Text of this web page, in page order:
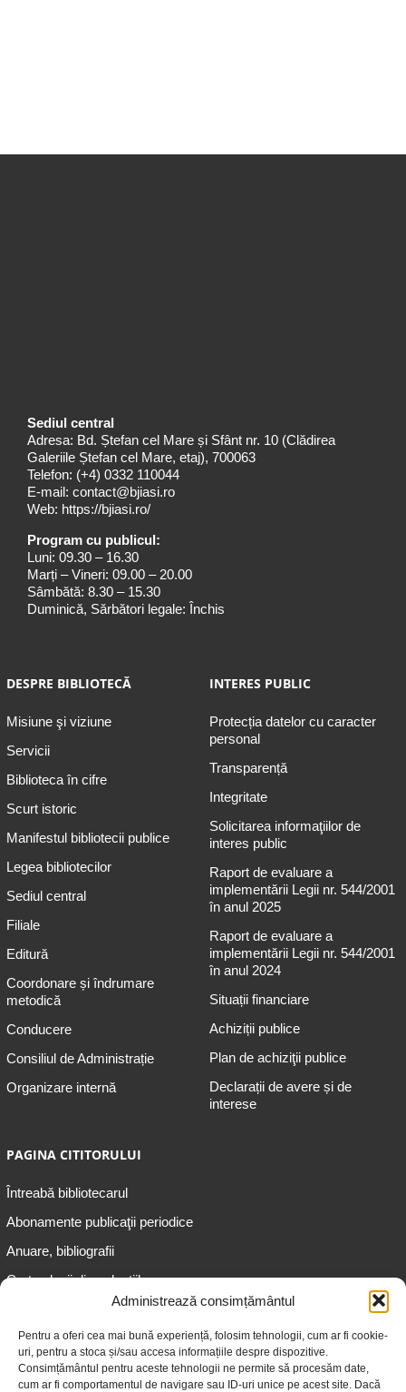
Administrează consimțământul
Pentru a oferi cea mai bună experiență, folosim tehnologii, cum ar fi cookie-
uri, pentru a stoca și/sau accesa informațiile despre dispozitive.
Consimțământul pentru aceste tehnologii ne permite să procesăm date,
cum ar fi comportamentul de navigare sau ID-uri unice pe acest site. Dacă
Sediul central
Adresa: Bd. Ștefan cel Mare și Sfânt nr. 10 (Clădirea
Galeriile Ștefan cel Mare, etaj), 700063
Telefon: (+4) 0332 110044
E-mail: contact@bjiasi.ro
Web: https://bjiasi.ro/
Program cu publicul:
Luni: 09.30 – 16.30
Marți – Vineri: 09.00 – 20.00
Sâmbătă: 8.30 – 15.30
Duminică, Sărbători legale: Închis
DESPRE BIBLIOTECĂ
Misiune şi viziune
Servicii
Biblioteca în cifre
Scurt istoric
Manifestul bibliotecii publice
Legea bibliotecilor
Sediul central
Filiale
Editură
Coordonare și îndrumare
metodică
Conducere
Consiliul de Administrație
Organizare internă
INTERES PUBLIC
Protecția datelor cu caracter
personal
Transparență
Integritate
Solicitarea informaţiilor de
interes public
Raport de evaluare a
implementării Legii nr. 544/2001
în anul 2025
Raport de evaluare a
implementării Legii nr. 544/2001
în anul 2024
Situații financiare
Achiziții publice
Plan de achiziţii publice
Declarații de avere și de
interese
PAGINA CITITORULUI
Întreabă bibliotecarul
Abonamente publicaţii periodice
Anuare, bibliografii
Cartea lunii din colecțiile
Informații pentru adolescenți
Informații pentru adulți